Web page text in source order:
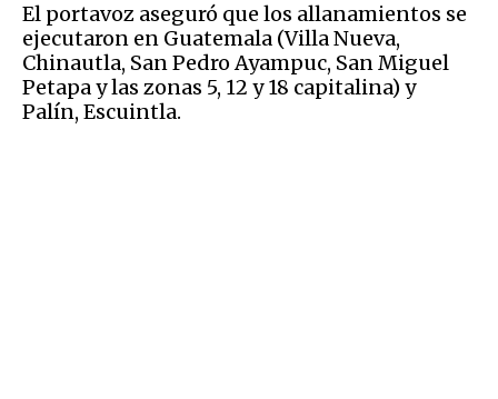
El portavoz aseguró que los allanamientos se
ejecutaron en Guatemala (Villa Nueva,
Chinautla, San Pedro Ayampuc, San Miguel
Petapa y las zonas 5, 12 y 18 capitalina) y
Palín, Escuintla.